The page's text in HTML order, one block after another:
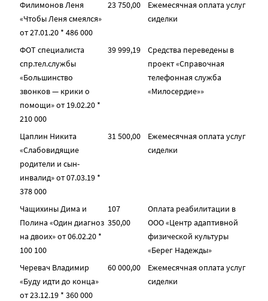
Филимонов Леня
«Чтобы Леня смеялся»
от 27.01.20 * 486 000
23 750,00
Ежемесячная оплата услуг
сиделки
ФОТ специалиста
спр.тел.службы
«Большинство
звонков — крики о
помощи» от 19.02.20 *
210 000
39 999,19
Средства переведены в
проект «Справочная
телефонная служба
«Милосердие»»
Цаплин Никита
«Слабовидящие
родители и сын-
инвалид» от 07.03.19 *
378 000
31 500,00
Ежемесячная оплата услуг
сиделки
Чащихины Дима и
Полина «Один диагноз
на двоих» от 06.02.20 *
100 100
107
350,00
Оплата реабилитации в
ООО «Центр адаптивной
физической культуры
«Берег Надежды»
Черевач Владимир
«Буду идти до конца»
от 23.12.19 * 360 000
60 000,00
Ежемесячная оплата услуг
сиделки